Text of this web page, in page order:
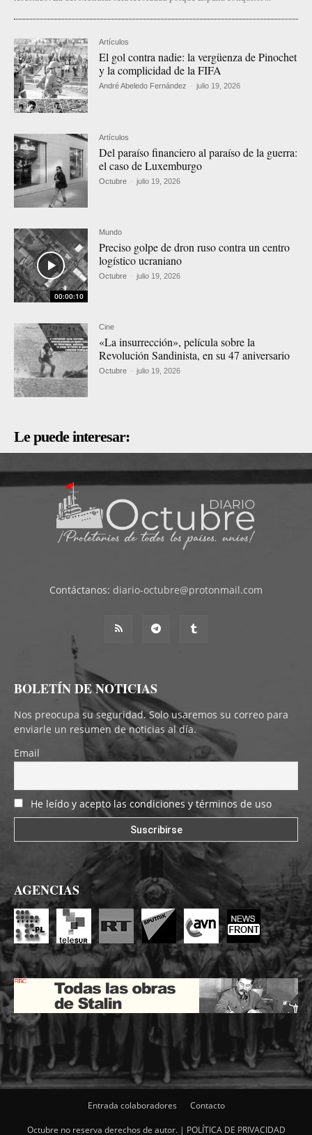
Artículos
El gol contra nadie: la vergüenza de Pinochet
y la complicidad de la FIFA
André Abeledo Fernández - julio 19, 2026
Artículos
Del paraíso financiero al paraíso de la guerra:
el caso de Luxemburgo
Octubre - julio 19, 2026
00:00:10
Mundo
Preciso golpe de dron ruso contra un centro
logístico ucraniano
Octubre - julio 19, 2026
Cine
«La insurrección», película sobre la
Revolución Sandinista, en su 47 aniversario
Octubre - julio 19, 2026
Le puede interesar:
Contáctanos: diario-octubre@protonmail.com
BOLETÍN DE NOTICIAS
Nos preocupa su seguridad. Solo usaremos su correo para
enviarle un resumen de noticias al día.
Email
He leído y acepto las condiciones y términos de uso
AGENCIAS
Entrada colaboradores Contacto
Octubre no reserva derechos de autor. | POLÍTICA DE PRIVACIDAD